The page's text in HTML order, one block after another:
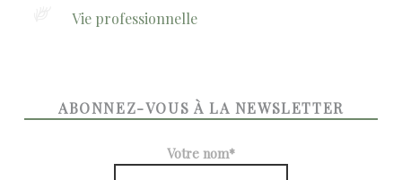
Vie professionnelle
ABONNEZ-VOUS À LA NEWSLETTER
Votre nom*